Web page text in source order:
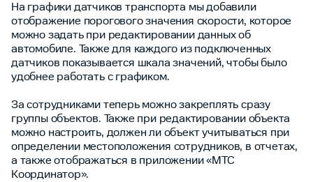
На графики датчиков транспорта мы добавили
отображение порогового значения скорости, которое
можно задать при редактировании данных об
автомобиле. Также для каждого из подключенных
датчиков показывается шкала значений, чтобы было
удобнее работать с графиком.
За сотрудниками теперь можно закреплять сразу
группы объектов. Также при редактировании объекта
можно настроить, должен ли объект учитываться при
определении местоположения сотрудников, в отчетах,
а также отображаться в приложении «МТС
Координатор».